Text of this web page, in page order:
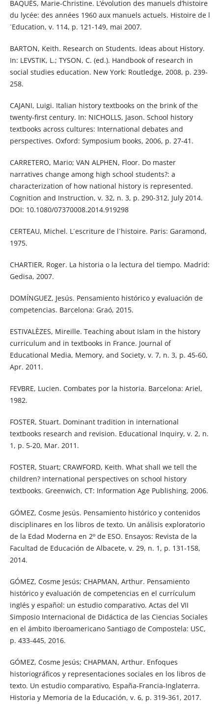
BAQUÈS, Marie-Christine. L’évolution des manuels d’histoire
du lycée: des années 1960 aux manuels actuels. Histoire de l
´Education, v. 114, p. 121-149, mai 2007.
BARTON, Keith. Research on Students. Ideas about History.
In: LEVSTIK, L.; TYSON, C. (ed.). Handbook of research in
social studies education. New York: Routledge, 2008, p. 239-
258.
CAJANI, Luigi. Italian history textbooks on the brink of the
twenty-first century. In: NICHOLLS, Jason. School history
textbooks across cultures: International debates and
perspectives. Oxford: Symposium books, 2006, p. 27-41.
CARRETERO, Mario; VAN ALPHEN, Floor. Do master
narratives change among high school students?: a
characterization of how national history is represented.
Cognition and Instruction, v. 32, n. 3, p. 290-312, July 2014.
DOI: 10.1080/07370008.2014.919298
CERTEAU, Michel. L´escriture de l´histoire. Paris: Garamond,
1975.
CHARTIER, Roger. La historia o la lectura del tiempo. Madrid:
Gedisa, 2007.
DOMÍNGUEZ, Jesús. Pensamiento histórico y evaluación de
competencias. Barcelona: Graó, 2015.
ESTIVALÈZES, Mireille. Teaching about Islam in the history
curriculum and in textbooks in France. Journal of
Educational Media, Memory, and Society, v. 7, n. 3, p. 45-60,
Apr. 2011.
FEVBRE, Lucien. Combates por la historia. Barcelona: Ariel,
1982.
FOSTER, Stuart. Dominant tradition in international
textbooks research and revision. Educational Inquiry, v. 2, n.
1, p. 5-20, Mar. 2011.
FOSTER, Stuart; CRAWFORD, Keith. What shall we tell the
children? international perspectives on school history
textbooks. Greenwich, CT: Information Age Publishing, 2006.
GÓMEZ, Cosme Jesús. Pensamiento histórico y contenidos
disciplinares en los libros de texto. Un análisis exploratorio
de la Edad Moderna en 2º de ESO. Ensayos: Revista de la
Facultad de Educación de Albacete, v. 29, n. 1, p. 131-158,
2014.
GÓMEZ, Cosme Jesús; CHAPMAN, Arthur. Pensamiento
histórico y evaluación de competencias en el currículum
inglés y español: un estudio comparativo. Actas del VII
Simposio Internacional de Didáctica de las Ciencias Sociales
en el ámbito Iberoamericano Santiago de Compostela: USC,
p. 433-445, 2016.
GÓMEZ, Cosme Jesús; CHAPMAN, Arthur. Enfoques
historiográficos y representaciones sociales en los libros de
texto. Un estudio comparativo, España-Francia-Inglaterra.
Historia y Memoria de la Educación, v. 6, p. 319-361, 2017.